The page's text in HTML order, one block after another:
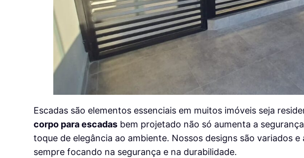
Escadas são elementos essenciais em muitos imóveis seja
corpo para escadasbem projetado não só aumenta a
toque de elegância ao ambiente. Nossos designs são variados
sempre focando na segurança e na durabilidade.